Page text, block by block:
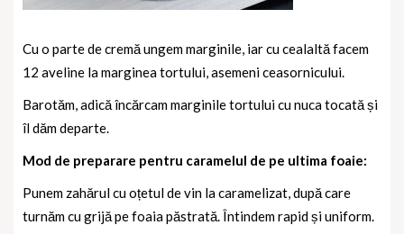
Cu o parte de cremă ungem marginile, iar cu cealaltă facem
12 aveline la marginea tortului, asemeni ceasornicului.
Barotăm, adică încărcam marginile tortului cu nuca tocată și
îl dăm departe.
Mod de preparare pentru caramelul de pe ultima foaie:
Punem zahărul cu oțetul de vin la caramelizat, după care
turnăm cu grijă pe foaia păstrată. Întindem rapid și uniform.